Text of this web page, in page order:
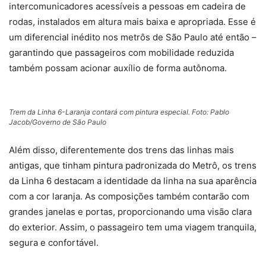
intercomunicadores acessíveis a pessoas em cadeira de
rodas, instalados em altura mais baixa e apropriada. Esse é
um diferencial inédito nos metrôs de São Paulo até então –
garantindo que passageiros com mobilidade reduzida
também possam acionar auxílio de forma autônoma.
Trem da Linha 6-Laranja contará com pintura especial. Foto: Pablo
Jacob/Governo de São Paulo
Além disso, diferentemente dos trens das linhas mais
antigas, que tinham pintura padronizada do Metrô, os trens
da Linha 6 destacam a identidade da linha na sua aparência
com a cor laranja. As composições também contarão com
grandes janelas e portas, proporcionando uma visão clara
do exterior. Assim, o passageiro tem uma viagem tranquila,
segura e confortável.